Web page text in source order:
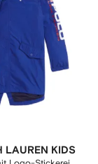
LAUREN KIDS